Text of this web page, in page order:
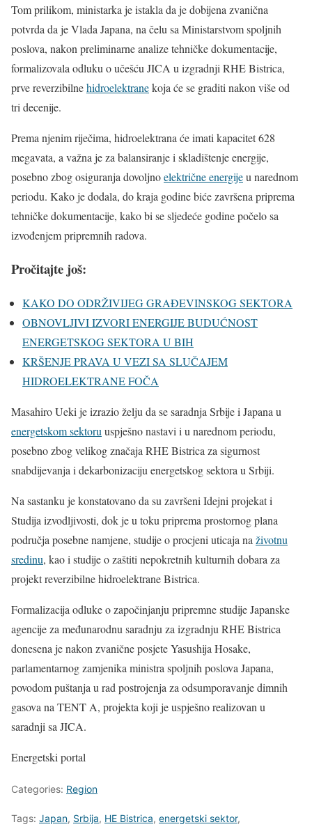
Tom prilikom, ministarka je istakla da je dobijena zvanična
potvrda da je Vlada Japana, na čelu sa Ministarstvom spoljnih
poslova, nakon preliminarne analize tehničke dokumentacije,
formalizovala odluku o učešću JICA u izgradnji RHE Bistrica,
prve reverzibilnehidroelektranekoja će se graditi nakon više od
tri decenije.
Prema njenim riječima, hidroelektrana će imati kapacitet 628
megavata, a važna je za balansiranje i skladištenje energije,
posebno zbog osiguranja dovoljnoelektrične energijeu narednom
periodu. Kako je dodala, do kraja godine biće završena priprema
tehničke dokumentacije, kako bi se sljedeće godine počelo sa
izvođenjem pripremnih radova.
Pročitajte još:
KAKO DO ODRŽIVIJEG GRAĐEVINSKOG SEKTORA
OBNOVLJIVI IZVORI ENERGIJE BUDUĆNOST
ENERGETSKOG SEKTORA U BIH
KRŠENJE PRAVA U VEZI SA SLUČAJEM
HIDROELEKTRANE FOČA
Masahiro Ueki je izrazio želju da se saradnja Srbije i Japana u
energetskom sektoru uspješno nastavi i u narednom periodu,
posebno zbog velikog značaja RHE Bistrica za sigurnost
snabdijevanja i dekarbonizaciju energetskog sektora u Srbiji.
Na sastanku je konstatovano da su završeni Idejni projekat i
Studija izvodljivosti, dok je u toku priprema prostornog plana
područja posebne namjene, studije o procjeni uticaja na životnu
sredinu, kao i studije o zaštiti nepokretnih kulturnih dobara za
projekt reverzibilne hidroelektrane Bistrica.
Formalizacija odluke o započinjanju pripremne studije Japanske
agencije za međunarodnu saradnju za izgradnju RHE Bistrica
donesena je nakon zvanične posjete Yasushija Hosake,
parlamentarnog zamjenika ministra spoljnih poslova Japana,
povodom puštanja u rad postrojenja za odsumporavanje dimnih
gasova na TENT A, projekta koji je uspješno realizovan u
saradnji sa JICA.
Energetski portal
Categories: Region
Tags: Japan, Srbija, HE Bistrica, energetski sektor,